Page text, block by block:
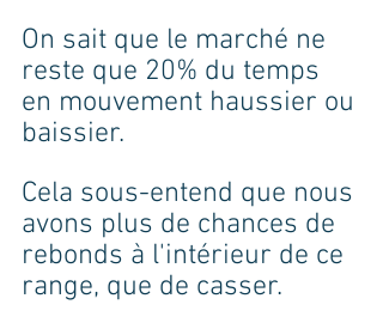
On sait que le marché ne
reste que 20% du temps
en mouvement haussier ou
baissier.
Cela sous-entend que nous
avons plus de chances de
rebonds à l'intérieur de ce
range, que de casser.